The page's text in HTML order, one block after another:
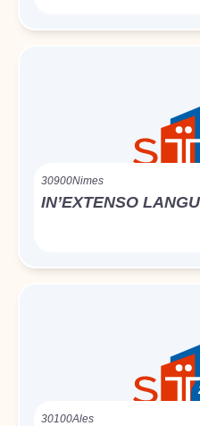
30900Nimes
IN’EXTENSO
30100Ales